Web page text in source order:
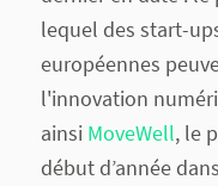
lequel des start-
européennes
l'innovation
ainsi MoveWell, le
début d’année